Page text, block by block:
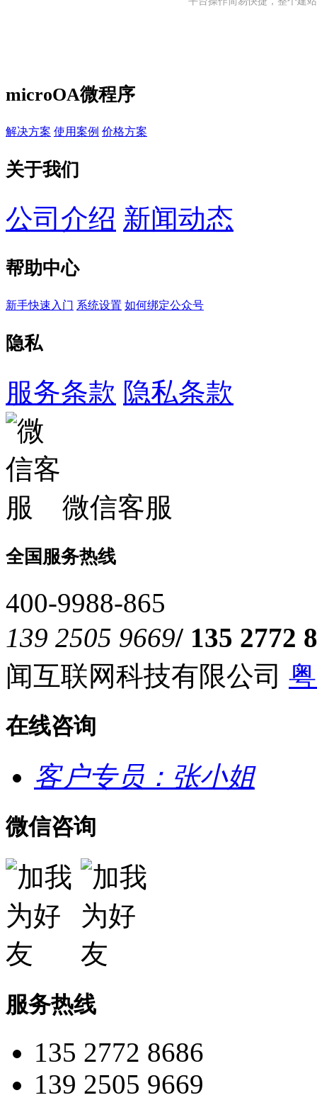
microOA微程序
解决方案 使用案例 价格方案
关于我们
公司介绍 新闻动态
帮助中心
新手快速入门 系统设置 如何绑定公众号
隐私
服务条款 隐私条款
微信客服
全国服务热线
400-9988-865
139 2505 9669/ 135 2772
闻互联网科技有限公司
在线咨询
客户专员：张小姐
微信咨询
服务热线
135 2772 8686
139 2505 9669